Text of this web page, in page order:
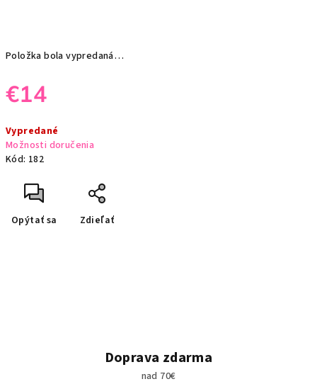
Položka bola vypredaná…
€14
cena:
Vypredané
Možnosti doručenia
Kód: 182
Opýtať sa Zdieľať
Doprava zdarma
nad 70€